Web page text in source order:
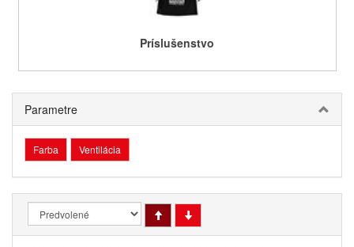
Príslušenstvo
Parametre
Farba Ventilácia